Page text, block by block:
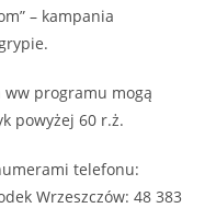
– kampania
programu mogą
powyżej 60 r.ż.
telefonu:
Wrzeszczów: 48 383